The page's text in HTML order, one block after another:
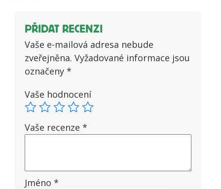
PŘIDAT RECENZI
Vaše e-mailová adresa nebude
zveřejněna. Vyžadované informace jsou
označeny *
Vaše hodnocení
Vaše recenze *
Jméno *